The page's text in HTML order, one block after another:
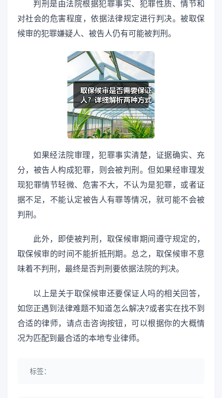
判刑是由法院根据犯罪事实、犯罪性质、情节和
对社会的危害程度，依据法律规定进行判决。被取保
候审的犯罪嫌疑人、被告人仍有可能被判刑。
如果经法院审理，犯罪事实清楚，证据确实、充
分，被告人构成犯罪，则会被判刑。但如果经审理发
现犯罪情节轻微、危害不大，不认为是犯罪，或者证
据不足，不能认定被告人有罪等情况，就可能不会被
判刑。
此外，即使被判刑，取保候审期间遵守规定的，
取保候审的时间不能折抵刑期。总之，取保候审不意
味着不判刑，最终是否判刑要依据法院的判决。
以上是关于取保候审还要保证人吗的相关回答，
如您正遇到法律难题不知道怎么解决?或者实在找不到
合适的律师，请点击咨询按钮，可以根据你的大概情
况为匹配到最合适的本地专业律师。
标签：